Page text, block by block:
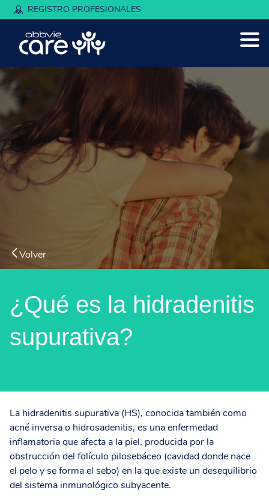
REGISTRO PROFESIONALES
Volver
¿Qué es la hidradenitis
supurativa?
La hidradenitis supurativa (HS), conocida también como
acné inversa o hidrosadenitis, es una enfermedad
inflamatoria que afecta a la piel, producida por la
obstrucción del folículo pilosebáceo (cavidad donde nace
el pelo y se forma el sebo) en la que existe un desequilibrio
del sistema inmunológico subyacente.